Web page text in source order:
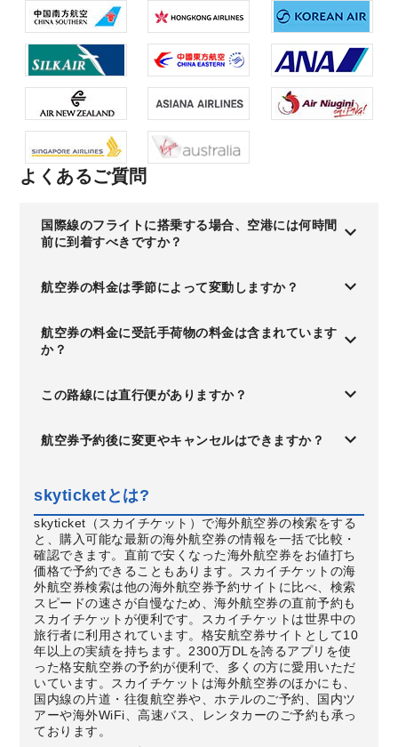
よくあるご質問
国際線のフライトに搭乗する場合、空港には何時間
前に到着すべきですか？
航空券の料金は季節によって変動しますか？
航空券の料金に受託手荷物の料金は含まれています
か？
この路線には直行便がありますか？
航空券予約後に変更やキャンセルはできますか？
skyticketとは?
skyticket（スカイチケット）で海外航空券の検索をする
と、購入可能な最新の海外航空券の情報を一括で比較・
確認できます。直前で安くなった海外航空券をお値打ち
価格で予約できることもあります。スカイチケットの海
外航空券検索は他の海外航空券予約サイトに比べ、検索
スピードの速さが自慢なため、海外航空券の直前予約も
スカイチケットが便利です。スカイチケットは世界中の
旅行者に利用されています。格安航空券サイトとして10
年以上の実績を持ちます。2300万DLを誇るアプリを使
った格安航空券の予約が便利で、多くの方に愛用いただ
いています。スカイチケットは海外航空券のほかにも、
国内線の片道・往復航空券や、ホテルのご予約、国内ツ
アーや海外WiFi、高速バス、レンタカーのご予約も承っ
ております。